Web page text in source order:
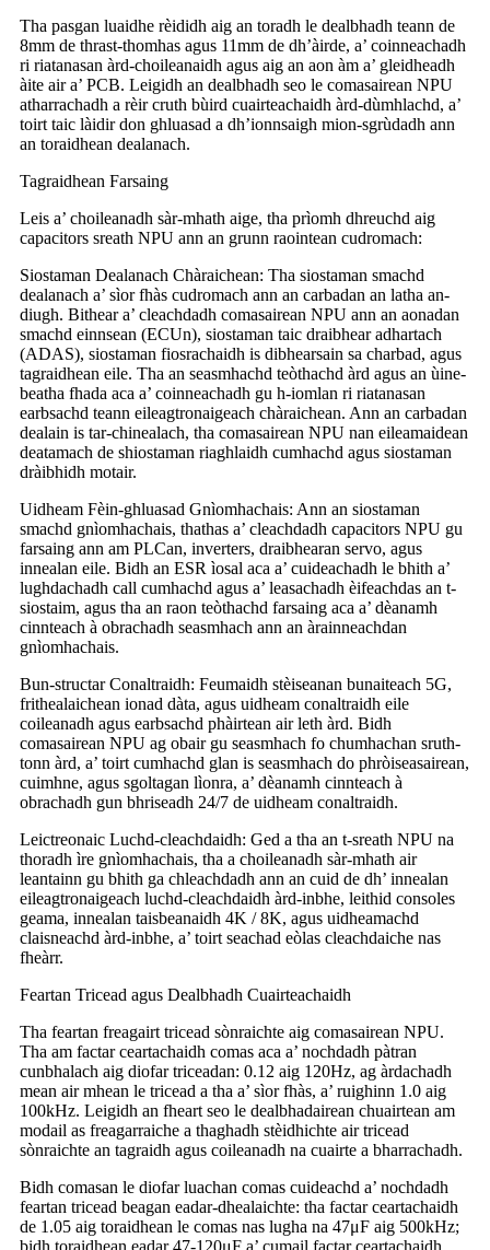
Tha pasgan luaidhe rèididh aig an toradh le dealbhadh teann de
8mm de thrast-thomhas agus 11mm de dh’àirde, a’ coinneachadh
ri riatanasan àrd-choileanaidh agus aig an aon àm a’ gleidheadh ​​
àite air a’ PCB. Leigidh an dealbhadh seo le comasairean NPU
atharrachadh a rèir cruth bùird cuairteachaidh àrd-dùmhlachd, a’
toirt taic làidir don ghluasad a dh’ionnsaigh mion-sgrùdadh ann
an toraidhean dealanach.
Tagraidhean Farsaing
Leis a’ choileanadh sàr-mhath aige, tha prìomh dhreuchd aig
capacitors sreath NPU ann an grunn raointean cudromach:
Siostaman Dealanach Chàraichean: Tha siostaman smachd
dealanach a’ sìor fhàs cudromach ann an carbadan an latha an-
diugh. Bithear a’ cleachdadh comasairean NPU ann an aonadan
smachd einnsean (ECUn), siostaman taic draibhear adhartach
(ADAS), siostaman fiosrachaidh is dibhearsain sa charbad, agus
tagraidhean eile. Tha an seasmhachd teòthachd àrd agus an ùine-
beatha fhada aca a’ coinneachadh gu h-iomlan ri riatanasan
earbsachd teann eileagtronaigeach chàraichean. Ann an carbadan
dealain is tar-chinealach, tha comasairean NPU nan eileamaidean
deatamach de shiostaman riaghlaidh cumhachd agus siostaman
dràibhidh motair.
Uidheam Fèin-ghluasad Gnìomhachais: Ann an siostaman
smachd gnìomhachais, thathas a’ cleachdadh capacitors NPU gu
farsaing ann am PLCan, inverters, draibhearan servo, agus
innealan eile. Bidh an ESR ìosal aca a’ cuideachadh le bhith a’
lughdachadh call cumhachd agus a’ leasachadh èifeachdas an t-
siostaim, agus tha an raon teòthachd farsaing aca a’ dèanamh
cinnteach à obrachadh seasmhach ann an àrainneachdan
gnìomhachais.
Bun-structar Conaltraidh: Feumaidh stèiseanan bunaiteach 5G,
frithealaichean ionad dàta, agus uidheam conaltraidh eile
coileanadh agus earbsachd phàirtean air leth àrd. Bidh
comasairean NPU ag obair gu seasmhach fo chumhachan sruth-
tonn àrd, a’ toirt cumhachd glan is seasmhach do phròiseasairean,
cuimhne, agus sgoltagan lìonra, a’ dèanamh cinnteach à
obrachadh gun bhriseadh 24/7 de uidheam conaltraidh.
Leictreonaic Luchd-cleachdaidh: Ged a tha an t-sreath NPU na
thoradh ìre gnìomhachais, tha a choileanadh sàr-mhath air
leantainn gu bhith ga chleachdadh ann an cuid de dh’ innealan
eileagtronaigeach luchd-cleachdaidh àrd-inbhe, leithid consoles
geama, innealan taisbeanaidh 4K / 8K, agus uidheamachd
claisneachd àrd-inbhe, a’ toirt seachad eòlas cleachdaiche nas
fheàrr.
Feartan Tricead agus Dealbhadh Cuairteachaidh
Tha feartan freagairt tricead sònraichte aig comasairean NPU.
Tha am factar ceartachaidh comas aca a’ nochdadh pàtran
cunbhalach aig diofar triceadan: 0.12 aig 120Hz, ag àrdachadh
mean air mhean le tricead a tha a’ sìor fhàs, a’ ruighinn 1.0 aig
100kHz. Leigidh an fheart seo le dealbhadairean chuairtean am
modail as freagarraiche a thaghadh stèidhichte air tricead
sònraichte an tagraidh agus coileanadh na cuairte a bharrachadh.
Bidh comasan le diofar luachan comas cuideachd a’ nochdadh
feartan tricead beagan eadar-dhealaichte: tha factar ceartachaidh
de 1.05 aig toraidhean le comas nas lugha na 47μF aig 500kHz;